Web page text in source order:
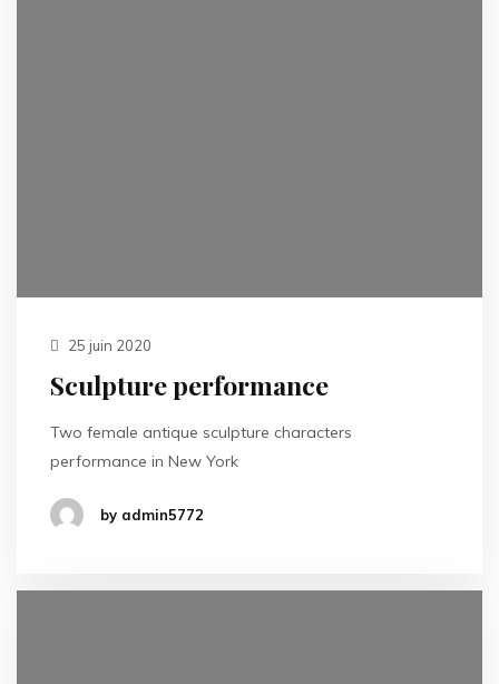
25 juin 2020
Sculpture performance
Two female antique sculpture characters
performance in New York
by admin5772